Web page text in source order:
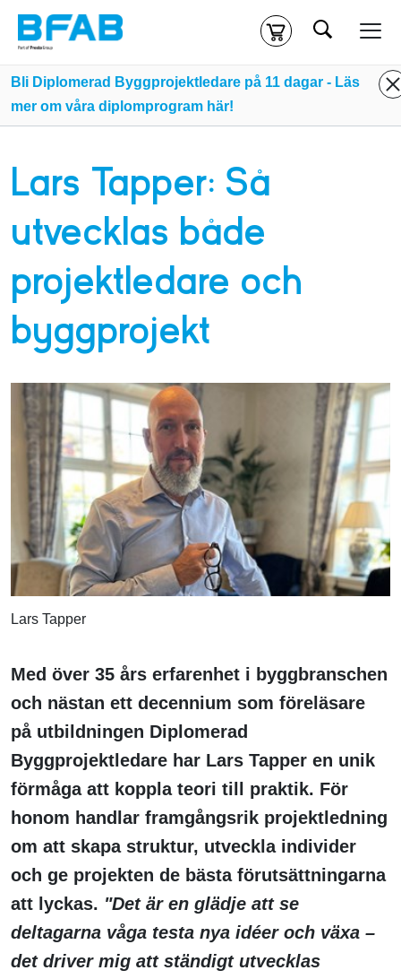
Kassa
Klicka här för att komma till alla tillgängliga onlinekurser.
Sök
Bli Diplomerad Byggprojektledare på 11 dagar - Läs
mer om våra diplomprogram här!
Lars Tapper: Så
utvecklas både
projektledare och
byggprojekt
Lars Tapper
Med över 35 års erfarenhet i byggbranschen
och nästan ett decennium som föreläsare
på utbildningen Diplomerad
Byggprojektledare har Lars Tapper en unik
förmåga att koppla teori till praktik. För
honom handlar framgångsrik projektledning
om att skapa struktur, utveckla individer
och ge projekten de bästa förutsättningarna
att lyckas. "Det är en glädje att se
deltagarna våga testa nya idéer och växa –
det driver mig att ständigt utvecklas